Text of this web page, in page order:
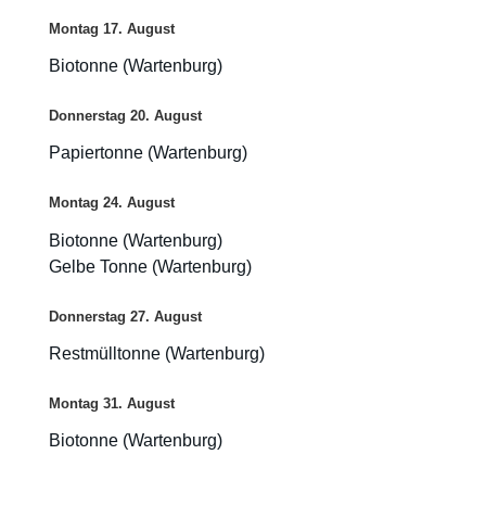
Montag 17. August
Biotonne (Wartenburg)
Donnerstag 20. August
Papiertonne (Wartenburg)
Montag 24. August
Biotonne (Wartenburg)
Gelbe Tonne (Wartenburg)
Donnerstag 27. August
Restmülltonne (Wartenburg)
Montag 31. August
Biotonne (Wartenburg)